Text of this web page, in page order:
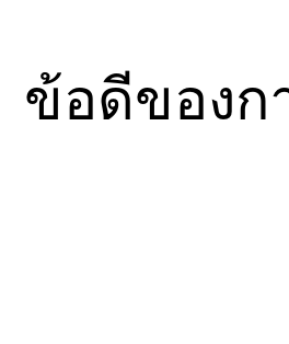
ข้อดีของก